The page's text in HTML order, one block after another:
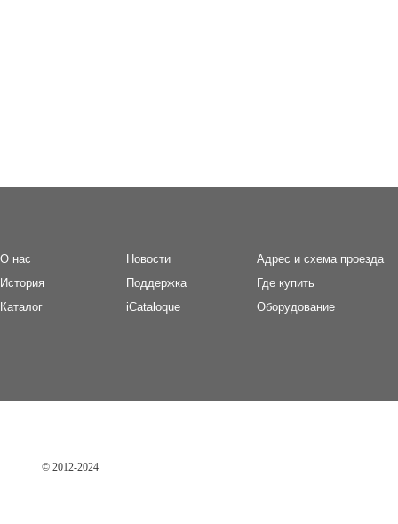
О нас
История
Каталог
Новости
Поддержка
iCataloque
Адрес и схема проезда
Где купить
Оборудование
© 2012-2024